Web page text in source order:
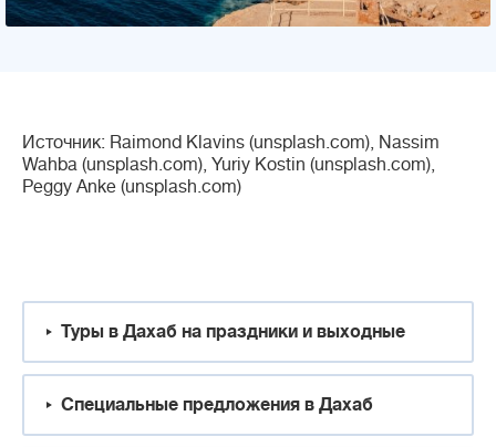
Источник: Raimond Klavins (unsplash.com), Nassim
Wahba (unsplash.com), Yuriy Kostin (unsplash.com),
Peggy Anke (unsplash.com)
Туры в Дахаб на праздники и выходные
Специальные предложения в Дахаб